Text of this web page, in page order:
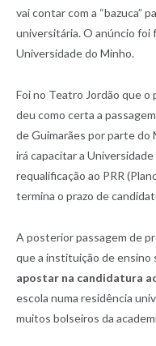
vai contar com a “bazuca”
universitária. O anúncio foi
Universidade do Minho.
Foi no Teatro Jordão que
deu como certa a
de Guimarães por parte do
irá capacitar a
requalificação ao PRR
termina o prazo de
A posterior passagem de
que a instituição de ensino
apostar na candidatura
escola numa residência
muitos bolseiros da